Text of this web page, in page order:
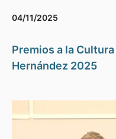
04/11/2025
Premios a la
Hernández 2025